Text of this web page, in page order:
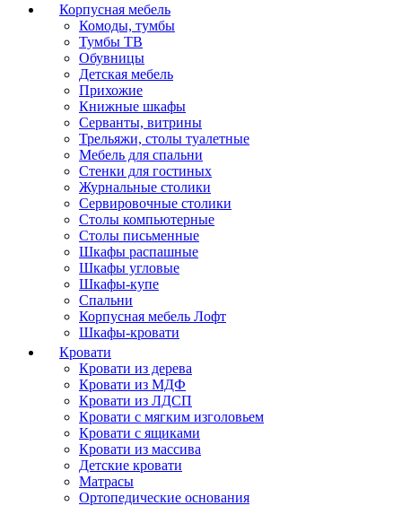
Корпусная мебель
Комоды, тумбы
Тумбы ТВ
Обувницы
Детская мебель
Прихожие
Книжные шкафы
Серванты, витрины
Трельяжи, столы туалетные
Мебель для спальни
Стенки для гостиных
Журнальные столики
Сервировочные столики
Столы компьютерные
Столы письменные
Шкафы распашные
Шкафы угловые
Шкафы-купе
Спальни
Корпусная мебель Лофт
Шкафы-кровати
Кровати
Кровати из дерева
Кровати из МДФ
Кровати из ЛДСП
Кровати с мягким изголовьем
Кровати с ящиками
Кровати из массива
Детские кровати
Матрасы
Ортопедические основания